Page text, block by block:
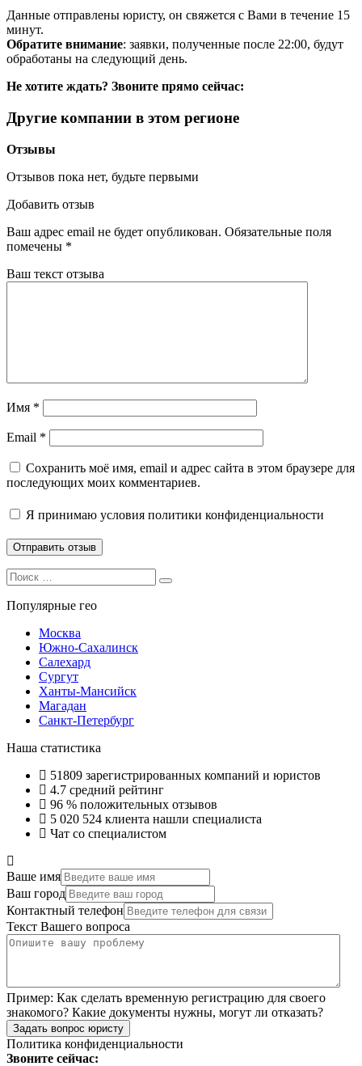
Данные отправлены юристу, он свяжется с Вами в течение 15
минут.
Обратите внимание: заявки, полученные после 22:00, будут
обработаны на следующий день.
Не хотите ждать? Звоните прямо сейчас:
Другие компании в этом регионе
Отзывы
Отзывов пока нет, будьте первыми
Добавить отзыв
Ваш адрес email не будет опубликован. Обязательные поля
помечены *
Ваш текст отзыва
Имя *
Email *
Сохранить моё имя, email и адрес сайта в этом браузере для
последующих моих комментариев.
Я принимаю условия политики конфиденциальности
Search
for:
Search
Популярные гео
Москва
Южно-Сахалинск
Салехард
Сургут
Ханты-Мансийск
Магадан
Санкт-Петербург
Наша статистика
51809 зарегистрированных компаний и юристов
4.7 средний рейтинг
96 % положительных отзывов
5 020 524 клиента нашли специалиста
Чат со специалистом
Ваше имя
Ваш город
Контактный телефон
Текст Вашего вопроса
Пример: Как сделать временную регистрацию для своего
знакомого? Какие документы нужны, могут ли отказать?
Задать вопрос юристу
Политика конфиденциальности
Звоните сейчас: